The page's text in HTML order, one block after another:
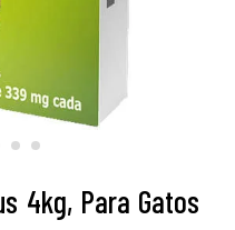
4kg, Para Gatos